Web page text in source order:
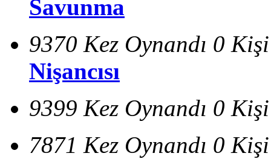
Savunma
9370 Kez Oynandı 0
Nişancısı
9399 Kez Oynandı 0
7871 Kez Oynandı 0